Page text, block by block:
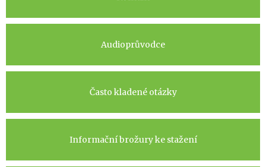
Audioprůvodce
Často kladené otázky
Informační brožury ke stažení